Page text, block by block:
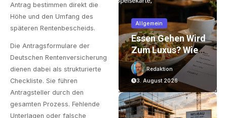
Antrag bestimmen direkt die
Höhe und den Umfang des
späteren Rentenbescheids.
Die Antragsformulare der
Deutschen Rentenversicherung
dienen dabei als strukturierte
Checkliste. Sie führen
Antragsteller durch den
gesamten Prozess. Fehlende
Unterlagen oder falsche
Krise: Worauf
Und
Bei
Und
Achten
Redaktion
6. August 2026
Allgemein
Essen Gehen Wird
Zum Luxus? Wie
Gastronomiepreis
E Entstehen Und
Worauf Gäste
Achten Können
Redaktion
3. August 2026
Business
Rte Mit
Blick,
Lohnt